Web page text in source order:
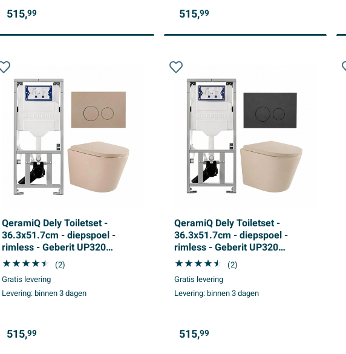
515,99 515,99
QeramiQ Dely Toiletset -
36.3x51.7cm - diepspoel -
rimless - Geberit UP320
inbouwreservoir - softclose
toilet zitting 35 mm -
bedieningsplaat taupe - ronde
knoppen - mat beige
(2)
Gratis levering
Levering:binnen 3 dagen
515,99
QeramiQ Dely Toiletset -
36.3x51.7cm - diepspoel -
rimless - Geberit UP320
inbouwreservoir - softclose
toilet zitting 35 mm -
bedieningsplaat mat antraciet -
ronde knoppen - mat beige
(2)
Gratis levering
Levering:binnen 3 dagen
515,99